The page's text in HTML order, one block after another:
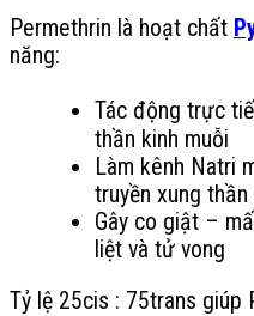
Permethrin là hoạt chất
năng:
Tác động trực
thần kinh muỗi
Làm kênh Natri
truyền xung thần
Gây co giật –
liệt và tử vong
Tỷ lệ 25cis : 75trans giúp